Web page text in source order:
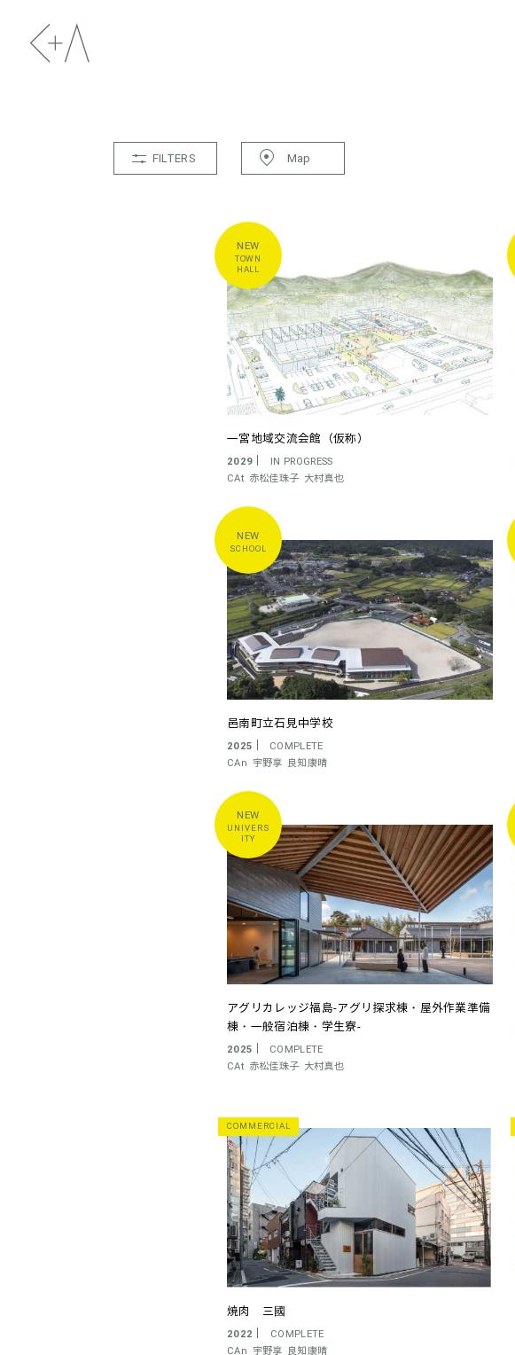
HEALTHCARE OFFICE
シーラカンス C+A CAT CAN 小嶋一浩
COMPLETE IN PROGRESS COMPETITION
LATEST OLDEST
FILTERS Map
TOWN
HALL
一宮地域交流会館（仮称）
2029
IN PROGRESS
CAt 赤松佳珠子 大村真也
SCHOOL
邑南町立石見中学校
2025
COMPLETE
CAn 宇野享 良知康晴
UNIVERS
ITY
アグリカレッジ福島-アグリ探求棟・屋外作業準備
棟・一般宿泊棟・学生寮-
2025
COMPLETE
CAt 赤松佳珠子 大村真也
COMMERCIAL
焼肉 三國
2022
COMPLETE
CAn 宇野享 良知康晴